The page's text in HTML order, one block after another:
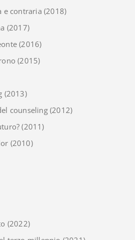
e contraria (2018)
(2017)
(2016)
(2015)
(2013)
counseling(2012)
(2011)
(2010)
(2022)